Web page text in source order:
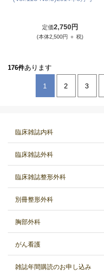
定価2,750円
(本体2,500円 ＋ 税)
176件あります
1 2 3
臨床雑誌内科
臨床雑誌外科
臨床雑誌整形外科
別冊整形外科
胸部外科
がん看護
雑誌年間購読のお申し込み